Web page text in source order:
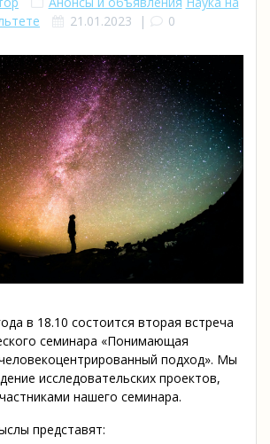
21.01.2023 | 0
в 18.10 состоится вторая встреча
семинара «Понимающая
подход». Мы
исследовательских проектов,
нашего семинара.
представят: